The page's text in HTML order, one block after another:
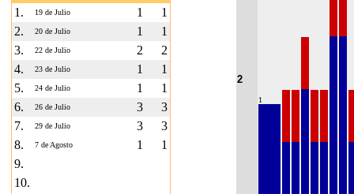
1. 19 de Julio 1
1
2.
20 de Julio 1
1
3.
22 de Julio 2
2
4.
23 de Julio 1
1
5.
24 de Julio 1
1
6.
26 de Julio 3
3
7.
29 de Julio 3
3
8.
7 de Agosto 1
1
9.
10.
2
1